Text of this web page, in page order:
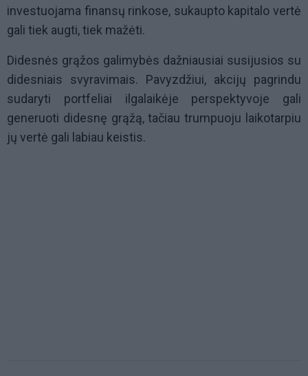
investuojama finansų rinkose, sukaupto kapitalo vertė
gali tiek augti, tiek mažėti.
Didesnės grąžos galimybės dažniausiai susijusios su
didesniais svyravimais. Pavyzdžiui, akcijų pagrindu
sudaryti portfeliai ilgalaikėje perspektyvoje gali
generuoti didesnę grąžą, tačiau trumpuoju laikotarpiu
jų vertė gali labiau keistis.